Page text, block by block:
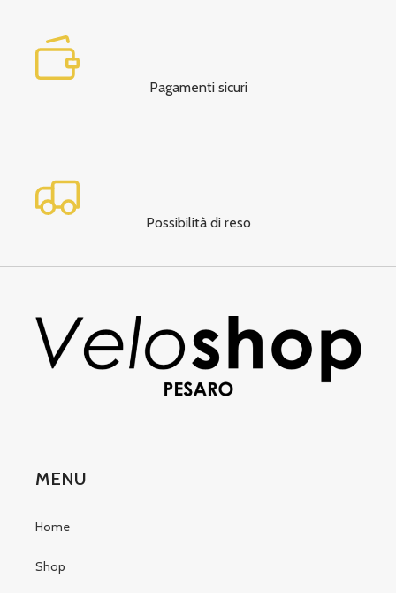
Pagamenti sicuri
Possibilità di reso
MENU
Home
Shop